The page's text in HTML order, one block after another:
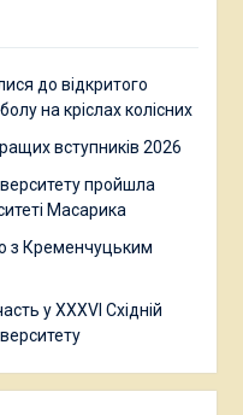
до відкритого
на кріслах колісних
вступників 2026
пройшла
Масарика
з Кременчуцьким
у XXXVI Східній